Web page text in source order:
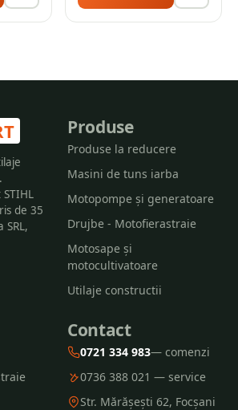
de 35
SRL,
Produse
Produse la reducere
Masini de tuns iarba
Motopompe și generatoare
Drujbe - Motofierastraie
Motosape și
motocultivatoare
Utilaje constructii
Contact
0721 334 983— comenzi
0736 388 021 — service
Str. Mărășești 62, Focșani